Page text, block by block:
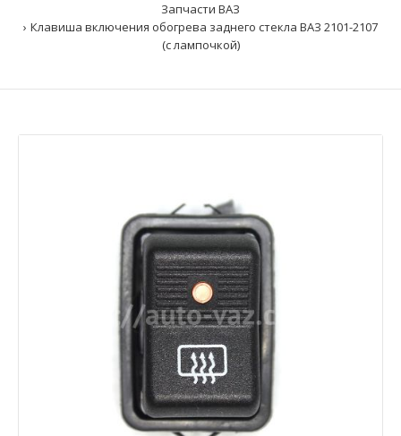
Запчасти ВАЗ
Клавиша включения обогрева заднего стекла ВАЗ 2101-2107
(с лампочкой)